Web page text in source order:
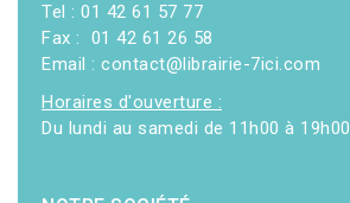
Tel : 01 42 61 57 77
Fax : 01 42 61 26 58
Email : contact@librairie-7ici.com
Horaires d'ouverture :
Du lundi au samedi de 11h00 à 19h00